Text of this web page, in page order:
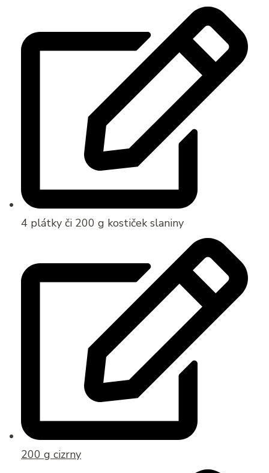
4 plátky či 200 g kostiček slaniny
200 g cizrny